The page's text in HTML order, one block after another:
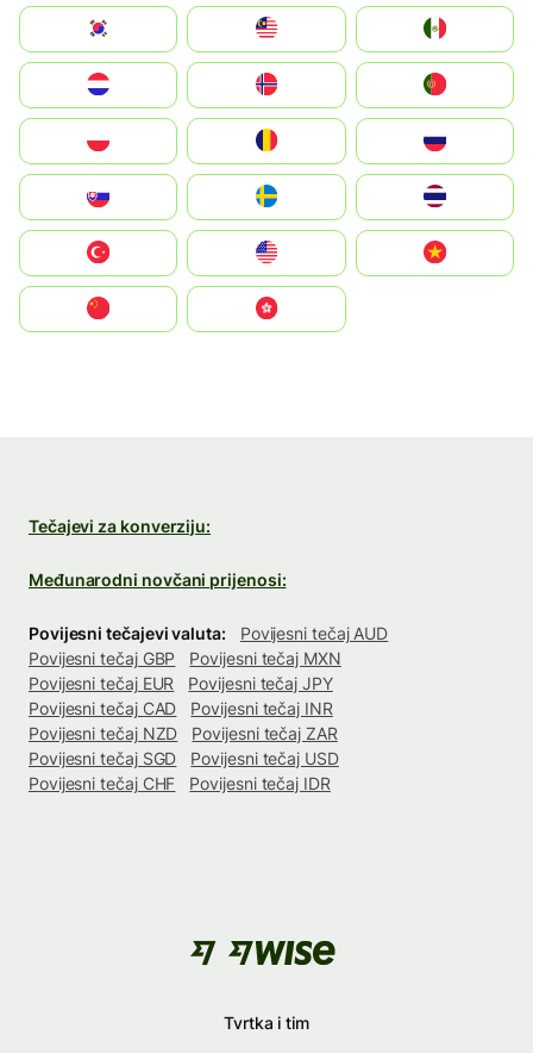
South Korea
United States
中國香港特別行政區
Tečajevi za konverziju:
Međunarodni novčani prijenosi:
Povijesni tečajevi valuta:
Povijesni tečaj AUD
Povijesni tečaj GBP
Povijesni tečaj MXN
Povijesni tečaj EUR
Povijesni tečaj JPY
Povijesni tečaj CAD
Povijesni tečaj INR
Povijesni tečaj NZD
Povijesni tečaj ZAR
Povijesni tečaj SGD
Povijesni tečaj USD
Povijesni tečaj CHF
Povijesni tečaj IDR
Tvrtka i tim